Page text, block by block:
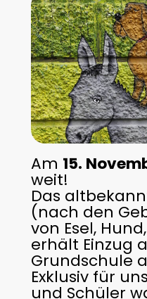
Am 15.
weit!
Das
(nach den
von Esel,
erhält Einzug
Grundschule
Exklusiv für
und Schüler